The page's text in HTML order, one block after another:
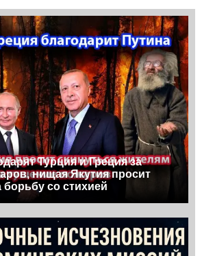
Турция и Греция за
нищая Якутия просит
борьбу со стихией